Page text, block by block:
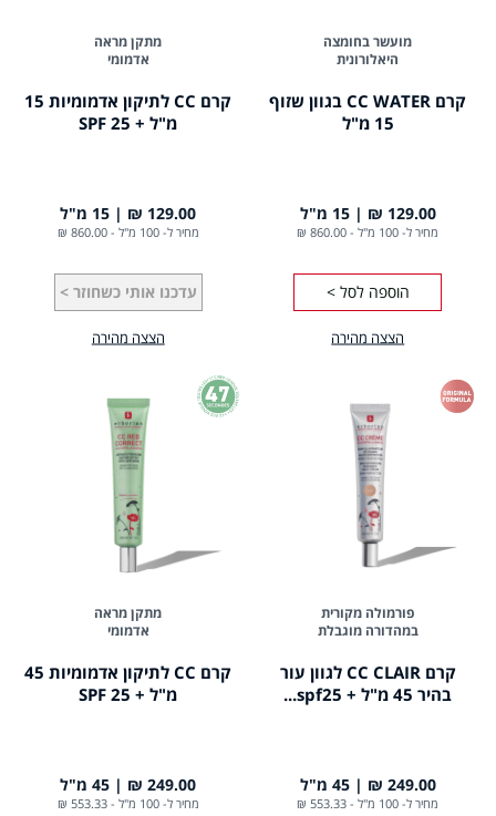
מועשר בחומצה
היאלורונית
קרם CC WATER בגוון שזוף
15 מ"ל
הצצה מהירה
129.00 ₪ 15 מ"ל
מחיר ל- 100 מ"ל -
860.00 ₪
הוספה לסל >
מתקן מראה
אדמומי
קרם CC לתיקון אדמומיות 15
מ"ל + 25 SPF
הצצה מהירה
129.00 ₪ 15 מ"ל
מחיר ל- 100 מ"ל -
860.00 ₪
עדכנו אותי כשחוזר >
פורמולה מקורית
במהדורה מוגבלת
קרם CC CLAIR לגוון עור
בהיר 45 מ"ל + spf25...
249.00 ₪ 45 מ"ל
מחיר ל- 100 מ"ל -
553.33 ₪
מתקן מראה
אדמומי
קרם CC לתיקון אדמומיות 45
מ"ל + 25 SPF
249.00 ₪ 45 מ"ל
מחיר ל- 100 מ"ל -
553.33 ₪